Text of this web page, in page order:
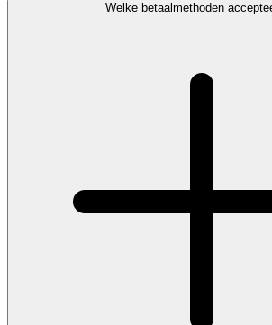
Welke betaalmethoden